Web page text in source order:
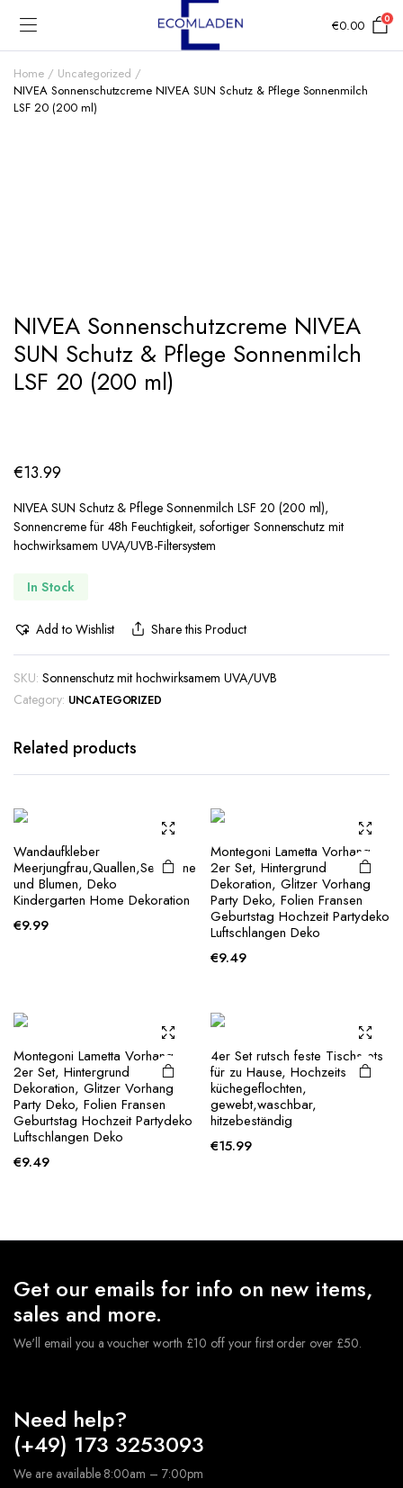
€0.00 0
Home
Uncategorized
NIVEA Sonnenschutzcreme NIVEA SUN Schutz & Pflege Sonnenmilch
LSF 20 (200 ml)
NIVEA Sonnenschutzcreme NIVEA
SUN Schutz & Pflege Sonnenmilch
LSF 20 (200 ml)
€13.99
NIVEA SUN Schutz & Pflege Sonnenmilch LSF 20 (200 ml),
Sonnencreme für 48h Feuchtigkeit, sofortiger Sonnenschutz mit
hochwirksamem UVA/UVB-Filtersystem
In Stock
Add to Wishlist Share this Product
SKU: Sonnenschutz mit hochwirksamem UVA/UVB
Category: UNCATEGORIZED
Related products
Wandaufkleber
Meerjungfrau,Quallen,Seesterne
und Blumen, Deko
Kindergarten Home Dekoration
€9.99
Montegoni Lametta Vorhang
2er Set, Hintergrund
Dekoration, Glitzer Vorhang
Party Deko, Folien Fransen
Geburtstag Hochzeit Partydeko
Luftschlangen Deko
€9.49
Montegoni Lametta Vorhang
2er Set, Hintergrund
Dekoration, Glitzer Vorhang
Party Deko, Folien Fransen
Geburtstag Hochzeit Partydeko
Luftschlangen Deko
€9.49
4er Set rutsch feste Tischs ets
für zu Hause, Hochzeits
küchegeflochten,
gewebt,waschbar,
hitzebeständig
€15.99
Get our emails for info on new items,
sales and more.
We'll email you a voucher worth £10 off your first order over £50.
Need help?
(+49) 173 3253093
We are available 8:00am – 7:00pm